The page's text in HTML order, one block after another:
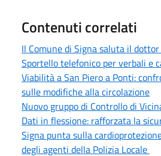
Contenuti correlati
Il Comune di Signa saluta il dottor
Sportello telefonico per verbali e
Viabilità a San Piero a Ponti:
sulle modifiche alla circolazione
Nuovo gruppo di Controllo di
Dati in flessione: rafforzata la
Signa punta sulla
degli agenti della Polizia Locale